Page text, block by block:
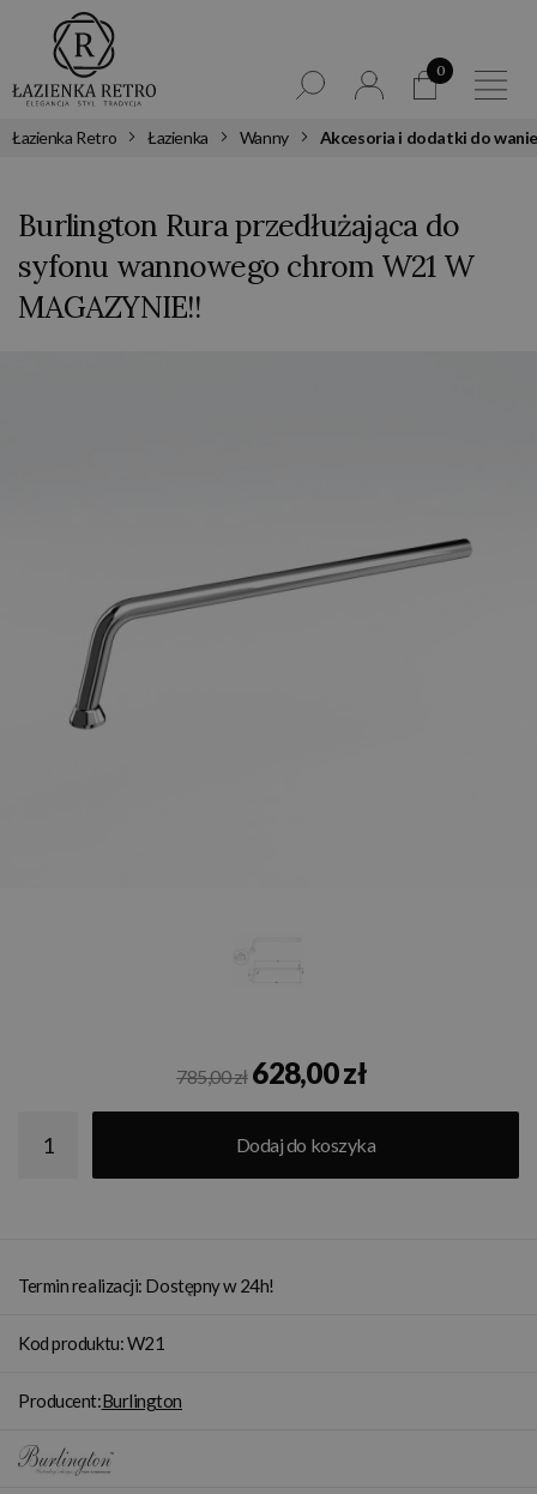
0
Łazienka Retro Łazienka Wanny Akcesoria i dodatki do
Burlington Rura przedłużająca do
syfonu wannowego chrom W21 W
MAGAZYNIE!!
785,00 zł 628,00 zł
Dodaj do koszyka
Termin realizacji: Dostępny w 24h!
Kod produktu: W21
Producent:Burlington